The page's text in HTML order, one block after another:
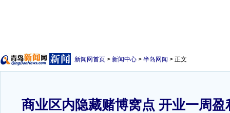
新闻网首页 > 新闻中心 > 半岛网闻 > 正文
商业区内隐藏赌博窝点 开业一周盈